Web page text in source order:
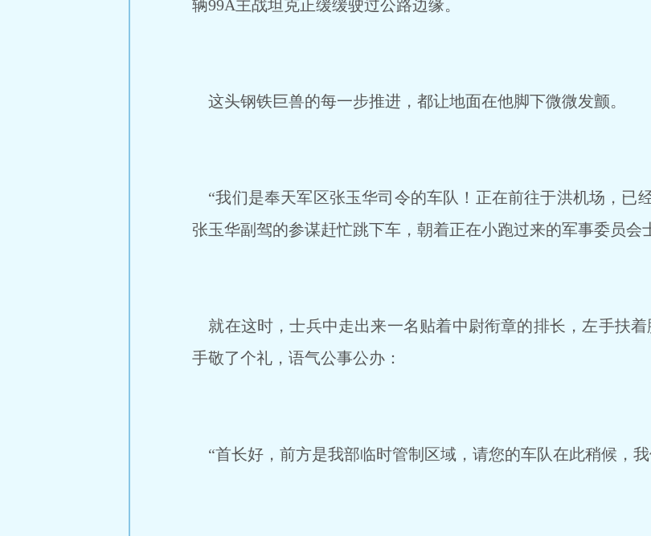
辆99A主战坦克正缓缓驶过公路边缘。
这头钢铁巨兽的每一步推进，都让地面在他脚下微微发颤。
“我们是奉天军区张玉华司令的车队！正在前往于洪机场，已
张玉华副驾的参谋赶忙跳下车，朝着正在小跑过来的军事委员
就在这时，士兵中走出来一名贴着中尉衔章的排长，左手扶着
手敬了个礼，语气公事公办：
“首长好，前方是我部临时管制区域，请您的车队在此稍候，